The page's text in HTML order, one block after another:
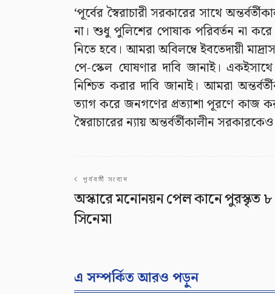
‘পূর্বের স্বৈরাচারী সরকারের সাথে
না। শুধু পুলিশের পোষাক পরিবর্তন না করে
নিতে হবে। আমরা অবিলম্বে ইবতেদায়ী
পে-স্কেল ঘোষণার দাবি জানাই।
নিশ্চিত করার দাবি জানাই। আমরা
ত্যাগ করে জনগণের প্রত্যাশা পূরণে কাজ
স্বৈরাচারের ন্যায় অন্তর্বর্তীকালীন
পূর্ববর্তী সংবাদ
অস্কারে মনোনয়ন পেল কানে পুরস্কৃত ৮
সিনেমা
এ সম্পর্কিত আরও পড়ুন